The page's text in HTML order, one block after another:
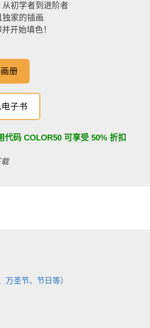
初学者到进阶者
家的插画
开始填色！
册
子书
代码 COLOR50可享受 50% 折扣
载
万圣节、节日等）